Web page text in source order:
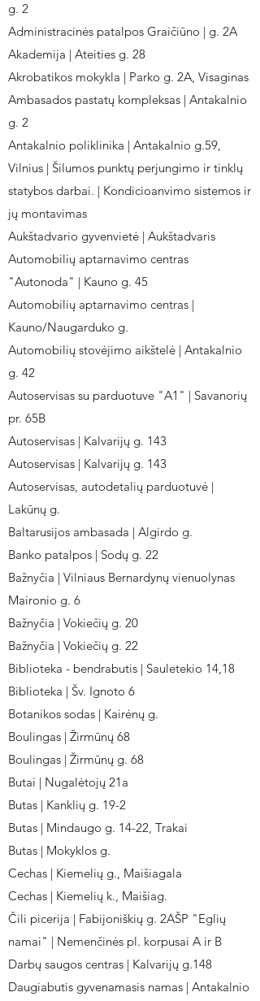
g. 2
Administracinės patalpos Graičiūno | g. 2A
Akademija | Ateities g. 28
Akrobatikos mokykla | Parko g. 2A, Visaginas
Ambasados pastatų kompleksas | Antakalnio
g. 2
Antakalnio poliklinika | Antakalnio g.59,
Vilnius | Šilumos punktų perjungimo ir tinklų
statybos darbai. | Kondicioanvimo sistemos ir
jų montavimas
Aukštadvario gyvenvietė | Aukštadvaris
Automobilių aptarnavimo centras
"Autonoda" | Kauno g. 45
Automobilių aptarnavimo centras |
Kauno/Naugarduko g.
Automobilių stovėjimo aikštelė | Antakalnio
g. 42
Autoservisas su parduotuve "A1" | Savanorių
pr. 65B
Autoservisas | Kalvarijų g. 143
Autoservisas | Kalvarijų g. 143
Autoservisas, autodetalių parduotuvė |
Lakūnų g.
Baltarusijos ambasada | Algirdo g.
Banko patalpos | Sodų g. 22
Bažnyčia | Vilniaus Bernardynų vienuolynas
Maironio g. 6
Bažnyčia | Vokiečių g. 20
Bažnyčia | Vokiečių g. 22
Biblioteka - bendrabutis | Sauletekio 14,18
Biblioteka | Šv. Ignoto 6
Botanikos sodas | Kairėnų g.
Boulingas | Žirmūnų 68
Boulingas | Žirmūnų g. 68
Butai | Nugalėtojų 21a
Butas | Kanklių g. 19-2
Butas | Mindaugo g. 14-22, Trakai
Butas | Mokyklos g.
Cechas | Kiemelių g., Maišiagala
Cechas | Kiemelių k., Maišiag.
Čili picerija | Fabijoniškių g. 2AŠP "Eglių
namai" | Nemenčinės pl. korpusai A ir B
Darbų saugos centras | Kalvarijų g.148
Daugiabutis gyvenamasis namas | Antakalnio